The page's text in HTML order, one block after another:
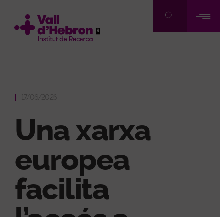
contingut
17/06/2026
Una xarxa
europea
facilita